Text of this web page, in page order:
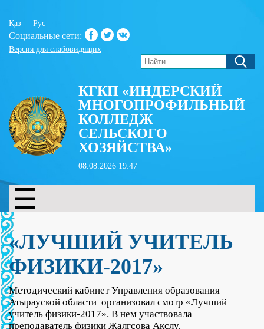
Қаз Рус
Социальные сети:
Версия для слабовидящих
КГКП «ИНДЕРСКИЙ
МНОГОПРОФИЛЬНЫЙ
КОЛЛЕДЖ
СЕЛЬСКОГО
ХОЗЯЙСТВА»
08.08.2026 19:47
«ЛУЧШИЙ УЧИТЕЛЬ
ФИЗИКИ-2017»
Методический кабинет Управления образования
Атырауской области организовал смотр «Лучший
учитель физики-2017». В нем участвовала
преподаватель физики Жалгсова Акслу.